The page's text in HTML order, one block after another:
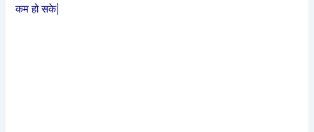
कम हो सके|